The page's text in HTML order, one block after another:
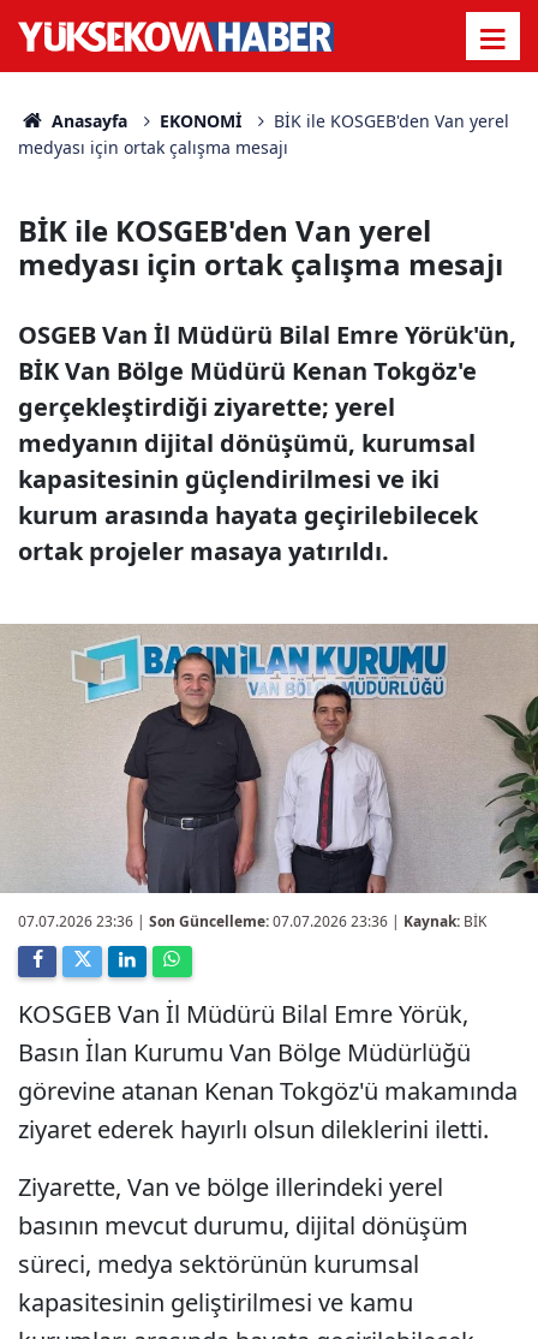
Anasayfa EKONOMİ
BİK ile KOSGEB'den Van yerel
medyası için ortak çalışma mesajı
BİK ile KOSGEB'den Van yerel
medyası için ortak çalışma mesajı
OSGEB Van İl Müdürü Bilal Emre Yörük'ün,
BİK Van Bölge Müdürü Kenan Tokgöz'e
gerçekleştirdiği ziyarette; yerel
medyanın dijital dönüşümü, kurumsal
kapasitesinin güçlendirilmesi ve iki
kurum arasında hayata geçirilebilecek
ortak projeler masaya yatırıldı.
07.07.2026 23:36 | Son Güncelleme:07.07.2026 23:36 | Kaynak: BİK
KOSGEB Van İl Müdürü Bilal Emre Yörük,
Basın İlan Kurumu Van Bölge Müdürlüğü
görevine atanan Kenan Tokgöz'ü makamında
ziyaret ederek hayırlı olsun dileklerini iletti.
Ziyarette, Van ve bölge illerindeki yerel
basının mevcut durumu, dijital dönüşüm
süreci, medya sektörünün kurumsal
kapasitesinin geliştirilmesi ve kamu